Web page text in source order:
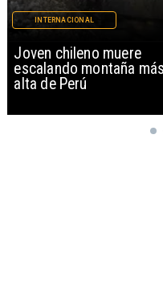
Brasil reduce contacto
diplomático con
Argentina por dichos de
INTERNACIONAL